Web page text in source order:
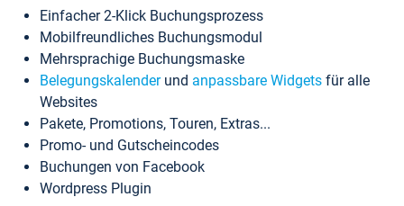
Einfacher 2-Klick Buchungsprozess
Mobilfreundliches Buchungsmodul
Mehrsprachige Buchungsmaske
Belegungskalenderund anpassbare Widgets für alle
Websites
Pakete, Promotions, Touren, Extras...
Promo- und Gutscheincodes
Buchungen von Facebook
Wordpress Plugin